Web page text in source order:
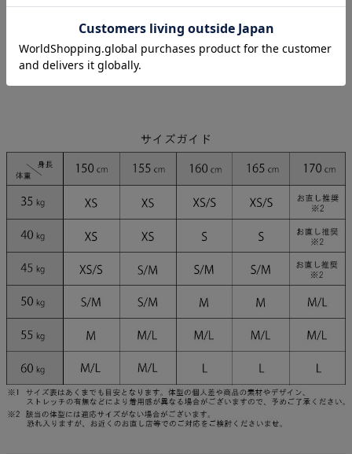
モデル
まりん 身長164cm/Sサイズ
ももか 身長156cm/Sサイズ